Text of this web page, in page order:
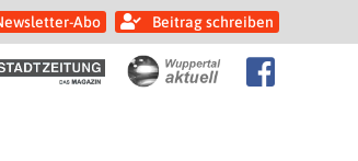
Abo Beitrag schreiben